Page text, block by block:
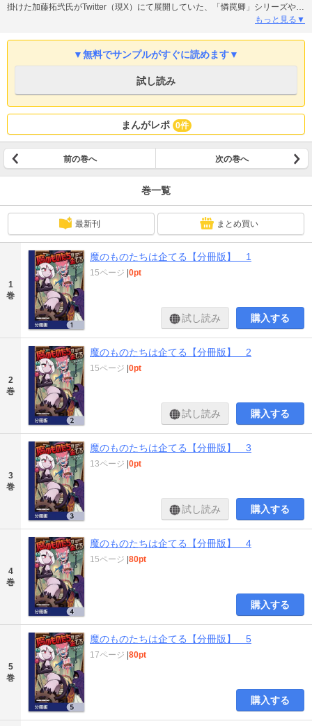
掛けた加藤拓弐氏がTwitter（現X）にて展開していた、「憐罠卿」シリーズや
「魔王軍洗脳支部」シリーズ等、ファンタジー世界を舞台とした魔王軍の性癖
ピーショップのメインビジュアルなど、ポップな絵柄で人気を博すイラストレ
ーター、ガしガし氏。新たな作画で新鮮に楽しめますので元々のファンはもち
ろん、初見の方にもおすすめ！憐罠卿を主軸に、Twitterで人気だった洗脳支部
など、癖のあるキャラが多数登場！本編連載時にもTwitter（X）にも未掲載の完
全新規描き下ろしショートエピソードを収録！ 分冊版第2弾。※本作品は単行
本を分割したもので、本編内容は同一のものとなります。重複購入にご注意く
ださい。
もっと見る▼
▼無料でサンプルがすぐに読めます▼
試し読み
まんがレポ 0件
前の巻へ 次の巻へ
巻一覧
最新刊 まとめ買い
1
巻
魔のものたちは企てる【分冊版】 1
15ページ |0pt
試し読み 購入する
2
巻
魔のものたちは企てる【分冊版】 2
15ページ |0pt
試し読み 購入する
3
巻
魔のものたちは企てる【分冊版】 3
13ページ |0pt
試し読み 購入する
4
巻
魔のものたちは企てる【分冊版】 4
15ページ |80pt
購入する
5
巻
魔のものたちは企てる【分冊版】 5
17ページ |80pt
購入する